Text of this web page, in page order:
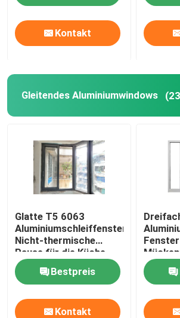
Kontakt
Gleitendes Aluminiumwindows
Glatte T5 6063
Aluminiumschleiffenster
Nicht-thermische
Pause für die Küche
Bestpreis
Kontakt